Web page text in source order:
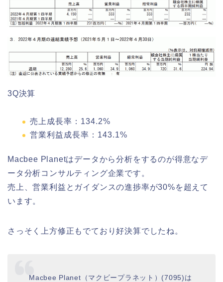
3Q決算
売上成長率：134.2%
営業利益成長率：143.1%
Macbee Planetはデータから分析をするのが得意なデ
ータ分析コンサルティング企業です。
売上、営業利益とガイダンスの進捗率が30%を超えて
います。
さっそく上方修正もでており好決算でしたね。
Macbee Planet（マクビープラネット）(7095)は